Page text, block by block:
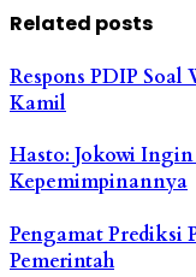
Related posts
Respons PDIP
Kamil
Hasto: Jokowi
Kepemimpinannya
Pengamat Prediksi
Pemerintah